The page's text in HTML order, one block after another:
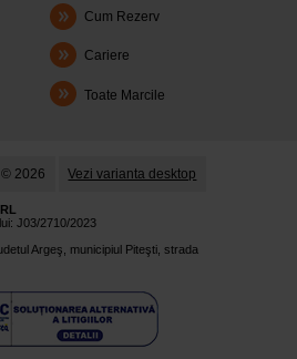
Cum Rezerv
Cariere
Toate Marcile
2026 Vezi varianta desktop
J03/2710/2023
Argeş, municipiul Piteşti, strada